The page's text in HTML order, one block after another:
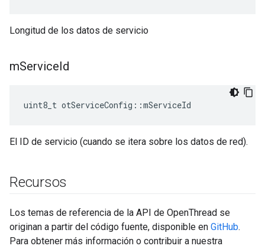
Longitud de los datos de servicio
mServiceId
uint8_t otServiceConfig ::mServiceId
El ID de servicio (cuando se itera sobre los datos de red).
Recursos
Los temas de referencia de la API de OpenThread se
originan a partir del código fuente, disponible en GitHub.
Para obtener más información o contribuir a nuestra